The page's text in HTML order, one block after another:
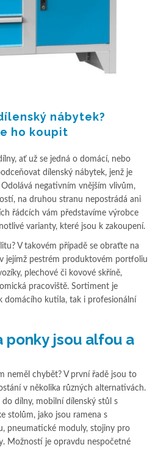
nábytek?
ho koupit
ať už se jedná o domácí, nebo
dílenský nábytek, jenž je
negativním vnějším vlivům,
na druhou stranu nepostrádá ani
řádcích vám představíme výrobce
varianty, které jsou k zakoupení.
V takovém případě se obraťte na
jejímž pestrém produktovém portfoliu
plechové či kovové skříně,
pracoviště. Sortiment je
domácího kutila, tak i profesionální
ponky jsou alfou a
neměl chybět? V první řadě jsou to
v několika různých alternativách.
dílny, mobilní dílenský stůl s
stolům, jako jsou ramena s
pneumatické moduly, stojiny pro
Možností je opravdu nespočetné